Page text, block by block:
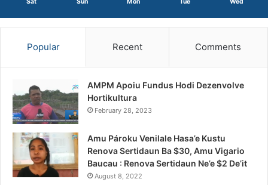
Popular Recent Comments
AMPM Apoiu Fundus Hodi Dezenvolve
Hortikultura
February 28, 2023
Amu Pároku Venilale Hasa’e Kustu
Renova Sertidaun Ba $30, Amu Vigario
Baucau : Renova Sertidaun Ne’e $2 De’it
August 8, 2022